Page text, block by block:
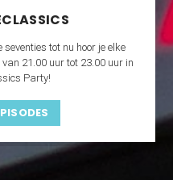
tot nu hoor je elke
21.00 uur tot 23.00 uur in
Party!